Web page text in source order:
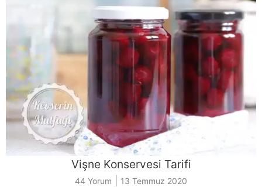
Vişne Konservesi Tarifi
44 Yorum 13 Temmuz 2020